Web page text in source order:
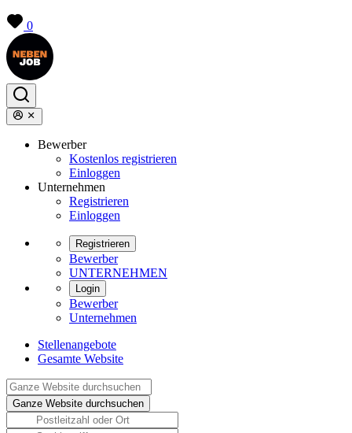
0
Bewerber
Kostenlos registrieren
Einloggen
Unternehmen
Registrieren
Einloggen
Registrieren
Bewerber
UNTERNEHMEN
Login
Bewerber
Unternehmen
Stellenangebote
Gesamte Website